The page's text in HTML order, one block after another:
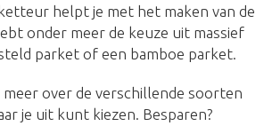
helpt je met het maken van de
onder meer de keuze uit massief
parket of een bamboe parket.
over de verschillende soorten
je uit kunt kiezen. Besparen?